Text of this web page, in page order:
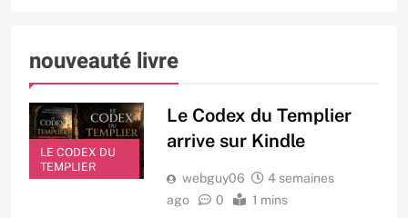
nouveauté livre
LE CODEX DU
TEMPLIER
Le Codex du Templier
arrive sur Kindle
webguy06
4 semaines
ago
0 1 mins